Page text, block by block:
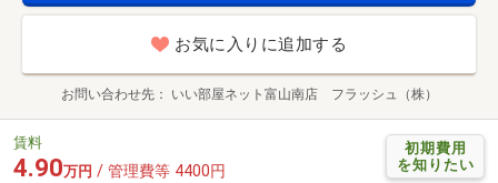
お気に入りに追加する
お問い合わせ先 いい部屋ネット富山南店 フラッシュ（株）
初期費用
を知りたい
賃料
4.90万円 / 管理費等 4400円